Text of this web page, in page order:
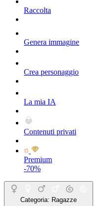
Raccolta
Genera immagine
Crea personaggio
La mia IA
Contenuti privati
Premium
-70%
Categoria: Ragazze